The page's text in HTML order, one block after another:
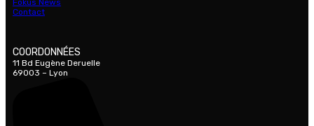
Fokus News
Contact
COORDONNÉES
11 Bd Eugène Deruelle
69003 – Lyon